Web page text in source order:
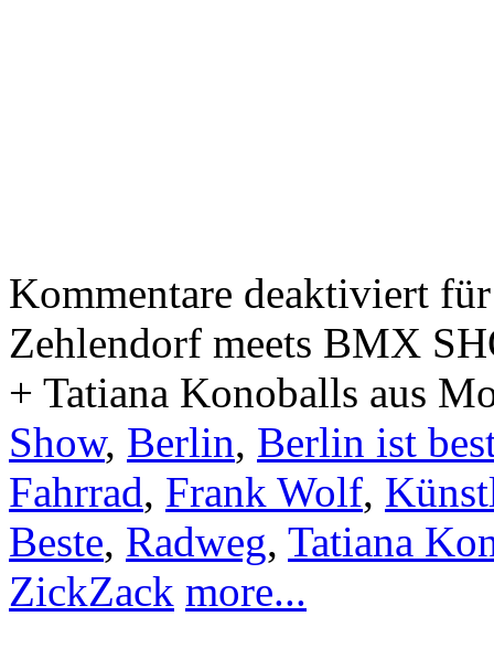
Kommentare deaktiviert
Zehlendorf meets BMX
+ Tatiana Konoballs aus
Show, Berlin, Berlin ist
Fahrrad, Frank Wolf,
Beste, Radweg, Tatiana
ZickZack more...